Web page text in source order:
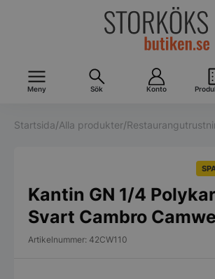
Meny Sök Konto
Startsida/Alla produkter/
Kantin GN 1/4
Svart Cambro
Artikelnummer: 42CW110